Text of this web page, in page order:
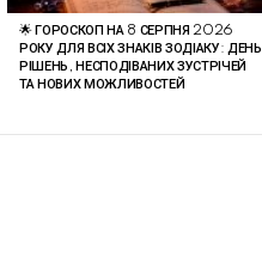
🌟 ГОРОСКОП НА 8 СЕРПНЯ 2026
РОКУ ДЛЯ ВСІХ ЗНАКІВ ЗОДІАКУ: ДЕНЬ
РІШЕНЬ, НЕСПОДІВАНИХ ЗУСТРІЧЕЙ
ТА НОВИХ МОЖЛИВОСТЕЙ